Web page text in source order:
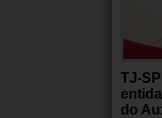
TJ-
do